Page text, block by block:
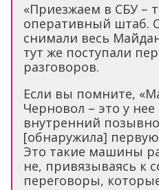
«Приезжаем в СБУ –
оперативный штаб.
снимали весь
тут же поступали
разговоров.
Если вы помните,
Черновол – это у
внутренний
[обнаружила]
Это такие машины
не, привязываясь к
переговоры,